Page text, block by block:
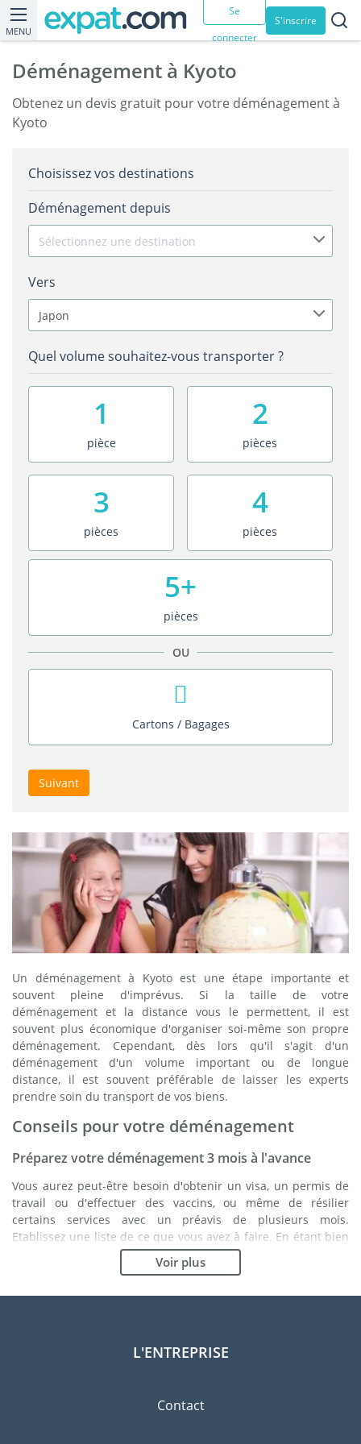
MENU
Se
connecter
S'inscrire
Déménagement à Kyoto
Obtenez un devis gratuit pour votre déménagement à
Kyoto
Choisissez vos destinations
Déménagement depuis
Sélectionnez une destination
Vers
Japon
Quel volume souhaitez-vous transporter ?
1
pièce
2
pièces
3
pièces
4
pièces
5+
pièces
OU
Cartons / Bagages
Suivant
Un déménagement à Kyoto est une étape importante et
souvent pleine d'imprévus. Si la taille de votre
déménagement et la distance vous le permettent, il est
souvent plus économique d'organiser soi-même son propre
déménagement. Cependant, dès lors qu'il s'agit d'un
déménagement d'un volume important ou de longue
distance, il est souvent préférable de laisser les experts
prendre soin du transport de vos biens.
Conseils pour votre déménagement
Préparez votre déménagement 3 mois à l'avance
Vous aurez peut-être besoin d'obtenir un visa, un permis de
travail ou d'effectuer des vaccins, ou même de résilier
certains services avec un préavis de plusieurs mois.
Etablissez une liste de ce que vous avez à faire. En étant bien
organisé, vous vous assurez du bon déroulement de votre
Choisissez le bon déménageur
indépendants tels que la FIDI vous permettront d'avoir une
variété des emballages disponibles ainsi qu'un réseau
Voir plus
L'ENTREPRISE
Contact